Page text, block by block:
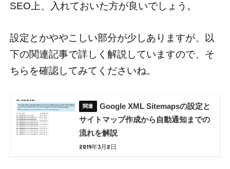
SEO上、入れておいた方が良いでしょう。
設定とかややこしい部分が少しありますが、以
下の関連記事で詳しく解説していますので、そ
ちらを確認してみてくださいね。
Google XML Sitemapsの設定と
サイトマップ作成から自動通知までの
流れを解説
2019年3月2日